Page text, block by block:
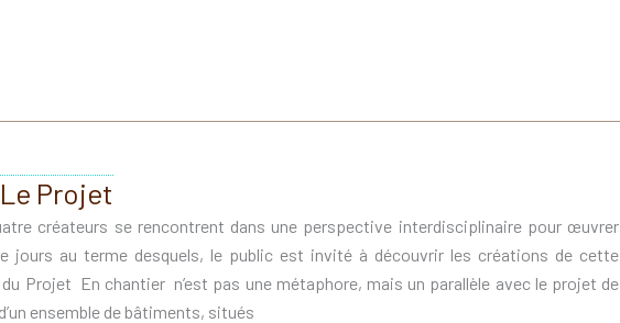
Projet
créateurs se rencontrent dans une perspective interdisciplinaire pour œuvrer
jours au terme desquels, le public est invité à découvrir les créations de cette
Projet En chantier n’est pas une métaphore, mais un parallèle avec le projet de
ensemble de bâtiments, situés